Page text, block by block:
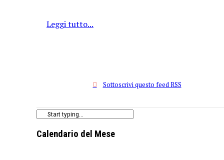
Leggi tutto...
Sottoscrivi questo feed RSS
Calendario del Mese